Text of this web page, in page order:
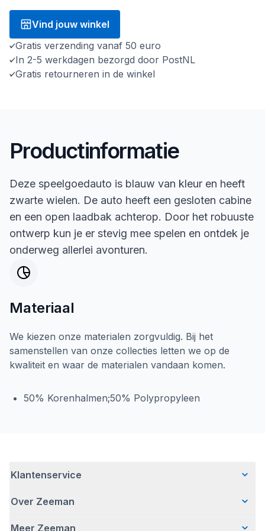
Vind jouw winkel
Gratis verzending vanaf 50 euro
In 2-5 werkdagen bezorgd door PostNL
Gratis retourneren in de winkel
Productinformatie
Deze speelgoedauto is blauw van kleur en heeft
zwarte wielen. De auto heeft een gesloten cabine
en een open laadbak achterop. Door het robuuste
ontwerp kun je er stevig mee spelen en ontdek je
onderweg allerlei avonturen.
Materiaal
We kiezen onze materialen zorgvuldig. Bij het
samenstellen van onze collecties letten we op de
kwaliteit en waar de materialen vandaan komen.
50% Korenhalmen;50% Polypropyleen
Klantenservice
Veelgestelde vragen
Over Zeeman
Meer Zeeman